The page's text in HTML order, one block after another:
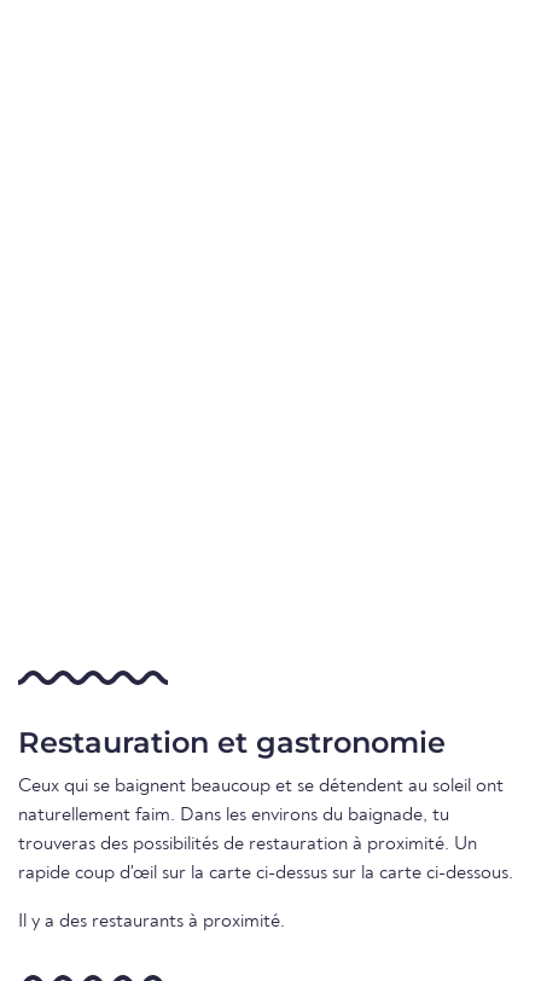
Restauration et gastronomie
Ceux qui se baignent beaucoup et se détendent au soleil ont
naturellement faim. Dans les environs du baignade, tu
trouveras des possibilités de restauration à proximité. Un
rapide coup d'œil sur la carte ci-dessus sur la carte ci-dessous.
Il y a des restaurants à proximité.